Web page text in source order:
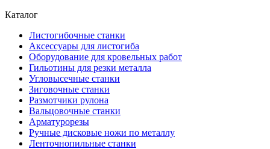
Каталог
Листогибочные станки
Аксессуары для листогиба
Оборудование для кровельных работ
Гильотины для резки металла
Угловысечные станки
Зиговочные станки
Размотчики рулона
Вальцовочные станки
Арматурорезы
Ручные дисковые ножи по металлу
Ленточнопильные станки